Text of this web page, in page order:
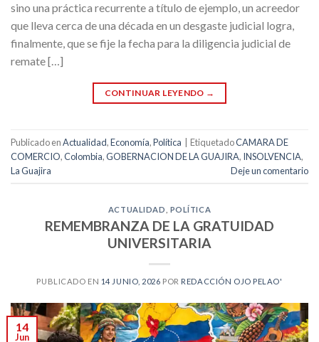
sino una práctica recurrente a título de ejemplo, un acreedor
que lleva cerca de una década en un desgaste judicial logra,
finalmente, que se fije la fecha para la diligencia judicial de
remate […]
CONTINUAR LEYENDO →
Publicado enActualidad,Economía,Política EtiquetadoCAMARA DE
COMERCIO,Colombia,GOBERNACION DE LA GUAJIRA, INSOLVENCIA,
La Guajira
Deje un comentario
ACTUALIDAD POLÍTICA
REMEMBRANZA DE LA GRATUIDAD
UNIVERSITARIA
PUBLICADO EN 14 JUNIO, 2026 POR REDACCIÓN OJO PELAO'
14
Jun